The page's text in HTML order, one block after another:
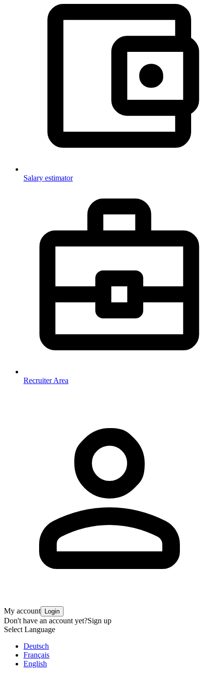
Salary estimator
Recruiter Area
My account Login
Don't have an account yet?Sign up
Select Language
Deutsch
Français
English